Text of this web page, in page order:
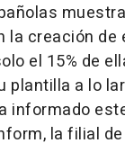
la creación de
el 15% de
plantilla a lo
informado
la filial